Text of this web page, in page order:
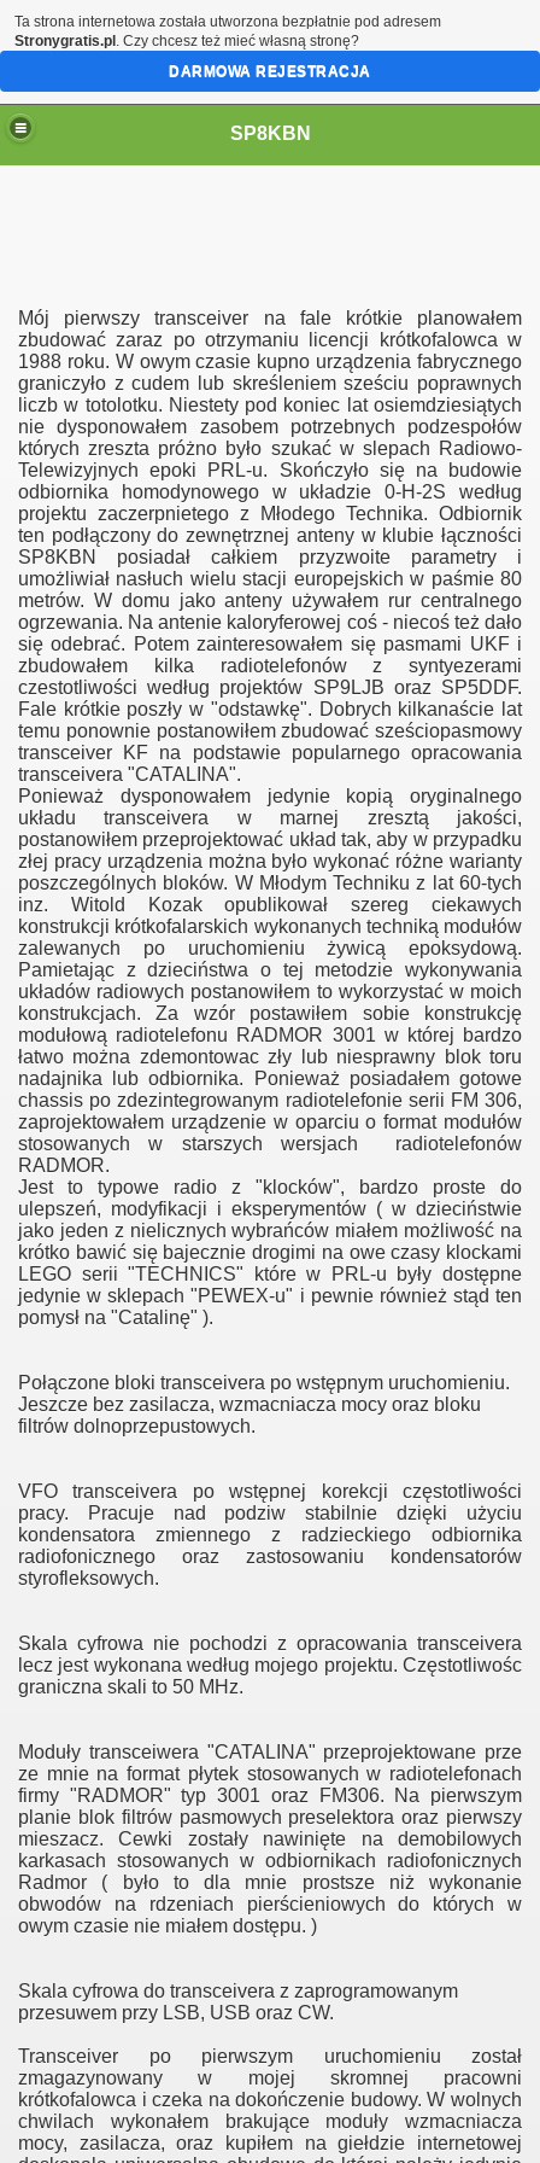
SP8KBN
Mój pierwszy transceiver na fale krótkie planowałem
zbudować zaraz po otrzymaniu licencji krótkofalowca w
1988 roku. W owym czasie kupno urządzenia fabrycznego
graniczyło z cudem lub skreśleniem sześciu poprawnych
liczb w totolotku. Niestety pod koniec lat osiemdziesiątych
nie dysponowałem zasobem potrzebnych podzespołów
których zreszta próżno było szukać w slepach Radiowo-
Telewizyjnych epoki PRL-u. Skończyło się na budowie
odbiornika homodynowego w układzie 0-H-2S według
projektu zaczerpnietego z Młodego Technika. Odbiornik
ten podłączony do zewnętrznej anteny w klubie łączności
SP8KBN posiadał całkiem przyzwoite parametry i
umożliwiał nasłuch wielu stacji europejskich w paśmie 80
metrów. W domu jako anteny używałem rur centralnego
ogrzewania. Na antenie kaloryferowej coś - niecoś też dało
się odebrać. Potem zainteresowałem się pasmami UKF i
zbudowałem kilka radiotelefonów z syntyezerami
czestotliwości według projektów SP9LJB oraz SP5DDF.
Fale krótkie poszły w "odstawkę". Dobrych kilkanaście lat
temu ponownie postanowiłem zbudować sześciopasmowy
transceiver KF na podstawie popularnego opracowania
transceivera "CATALINA".
Ponieważ dysponowałem jedynie kopią oryginalnego
układu transceivera w marnej zresztą jakości,
postanowiłem przeprojektować układ tak, aby w przypadku
złej pracy urządzenia można było wykonać różne warianty
poszczególnych bloków. W Młodym Techniku z lat 60-tych
inz. Witold Kozak opublikował szereg ciekawych
konstrukcji krótkofalarskich wykonanych techniką modułów
zalewanych po uruchomieniu żywicą epoksydową.
Pamietając z dzieciństwa o tej metodzie wykonywania
układów radiowych postanowiłem to wykorzystać w moich
konstrukcjach. Za wzór postawiłem sobie konstrukcję
modułową radiotelefonu RADMOR 3001 w której bardzo
łatwo można zdemontowac zły lub niesprawny blok toru
nadajnika lub odbiornika. Ponieważ posiadałem gotowe
chassis po zdezintegrowanym radiotelefonie serii FM 306,
zaprojektowałem urządzenie w oparciu o format modułów
stosowanych w starszych wersjach radiotelefonów
RADMOR.
Jest to typowe radio z "klocków", bardzo proste do
ulepszeń, modyfikacji i eksperymentów ( w dzieciństwie
jako jeden z nielicznych wybrańców miałem możliwość na
krótko bawić się bajecznie drogimi na owe czasy klockami
LEGO serii "TECHNICS" które w PRL-u były dostępne
jedynie w sklepach "PEWEX-u" i pewnie również stąd ten
pomysł na "Catalinę" ).
Połączone bloki transceivera po wstępnym uruchomieniu.
Jeszcze bez zasilacza, wzmacniacza mocy oraz bloku
filtrów dolnoprzepustowych.
VFO transceivera po wstępnej korekcji częstotliwości
pracy. Pracuje nad podziw stabilnie dzięki użyciu
kondensatora zmiennego z radzieckiego odbiornika
radiofonicznego oraz zastosowaniu kondensatorów
styrofleksowych.
Skala cyfrowa nie pochodzi z opracowania transceivera
lecz jest wykonana według mojego projektu. Częstotliwośc
graniczna skali to 50 MHz.
Moduły transceiwera "CATALINA" przeprojektowane prze
ze mnie na format płytek stosowanych w radiotelefonach
firmy "RADMOR" typ 3001 oraz FM306. Na pierwszym
planie blok filtrów pasmowych preselektora oraz pierwszy
mieszacz. Cewki zostały nawinięte na demobilowych
karkasach stosowanych w odbiornikach radiofonicznych
Radmor ( było to dla mnie prostsze niż wykonanie
obwodów na rdzeniach pierścieniowych do których w
owym czasie nie miałem dostępu. )
Skala cyfrowa do transceivera z zaprogramowanym
przesuwem przy LSB, USB oraz CW.
Transceiver po pierwszym uruchomieniu został
zmagazynowany w mojej skromnej pracowni
krótkofalowca i czeka na dokończenie budowy. W wolnych
chwilach wykonałem brakujące moduły wzmacniacza
mocy, zasilacza, oraz kupiłem na giełdzie internetowej
3001
YAESU-VERTEX
centymetrów
Ta strona internetowa została utworzona bezpłatnie pod adresem
Stronygratis.pl . Czy chcesz też mieć własną stronę?
DARMOWA REJESTRACJA